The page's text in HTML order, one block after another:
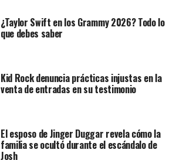
¿Taylor Swift en los Grammy 2026? Todo lo
que debes saber
Kid Rock denuncia prácticas injustas en la
venta de entradas en su testimonio
El esposo de Jinger Duggar revela cómo la
familia se ocultó durante el escándalo de
Josh